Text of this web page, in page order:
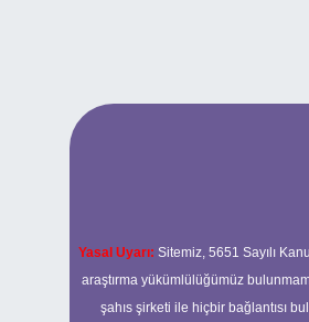
Yasal Uyarı: Sitemiz, 5651 Sayılı
araştırma yükümlülüğümüz
şahıs şirketi ile hiçbir bağlantısı